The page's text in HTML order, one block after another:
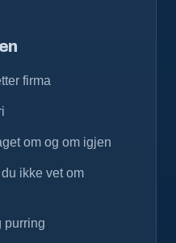
firma
om og om igjen
ikke vet om
purring